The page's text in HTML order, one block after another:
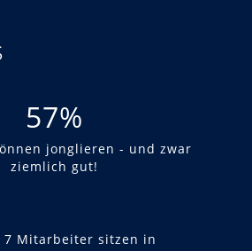
57%
jonglieren - und zwar
ziemlich gut!
7 Mitarbeiter sitzen in